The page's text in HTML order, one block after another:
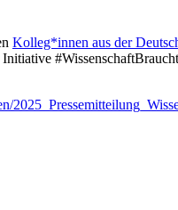
Kolleg*innen aus der